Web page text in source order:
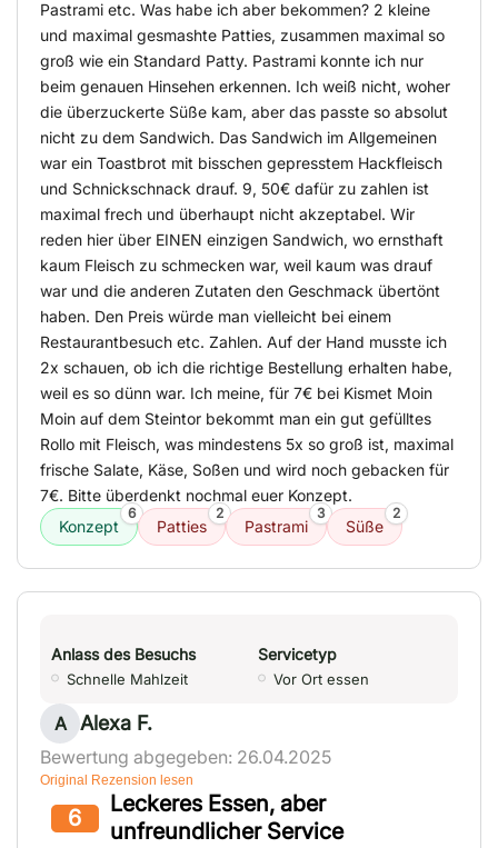
Pastrami etc. Was habe ich aber bekommen? 2 kleine
und maximal gesmashte Patties, zusammen maximal so
groß wie ein Standard Patty. Pastrami konnte ich nur
beim genauen Hinsehen erkennen. Ich weiß nicht, woher
die überzuckerte Süße kam, aber das passte so absolut
nicht zu dem Sandwich. Das Sandwich im Allgemeinen
war ein Toastbrot mit bisschen gepresstem Hackfleisch
und Schnickschnack drauf. 9, 50€ dafür zu zahlen ist
maximal frech und überhaupt nicht akzeptabel. Wir
reden hier über EINEN einzigen Sandwich, wo ernsthaft
kaum Fleisch zu schmecken war, weil kaum was drauf
war und die anderen Zutaten den Geschmack übertönt
haben. Den Preis würde man vielleicht bei einem
Restaurantbesuch etc. Zahlen. Auf der Hand musste ich
2x schauen, ob ich die richtige Bestellung erhalten habe,
weil es so dünn war. Ich meine, für 7€ bei Kismet Moin
Moin auf dem Steintor bekommt man ein gut gefülltes
Rollo mit Fleisch, was mindestens 5x so groß ist, maximal
frische Salate, Käse, Soßen und wird noch gebacken für
7€. Bitte überdenkt nochmal euer Konzept.
Konzept
6
Patties
2
Pastrami
3
Süße
2
Anlass des Besuchs
Schnelle Mahlzeit
Servicetyp
Vor Ort essen
A Alexa F.
Bewertung abgegeben: 26.04.2025
Original Rezension lesen
6
Leckeres Essen, aber
unfreundlicher Service